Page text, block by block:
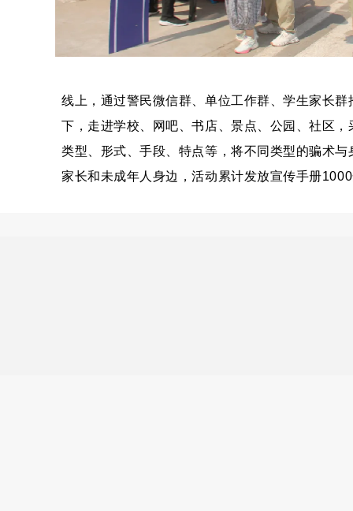
线上，通过警民微信群、单位工作群、学生家长
下，走进学校、网吧、书店、景点、公园、社区
类型、形式、手段、特点等，将不同类型的骗术
家长和未成年人身边，活动累计发放宣传手册